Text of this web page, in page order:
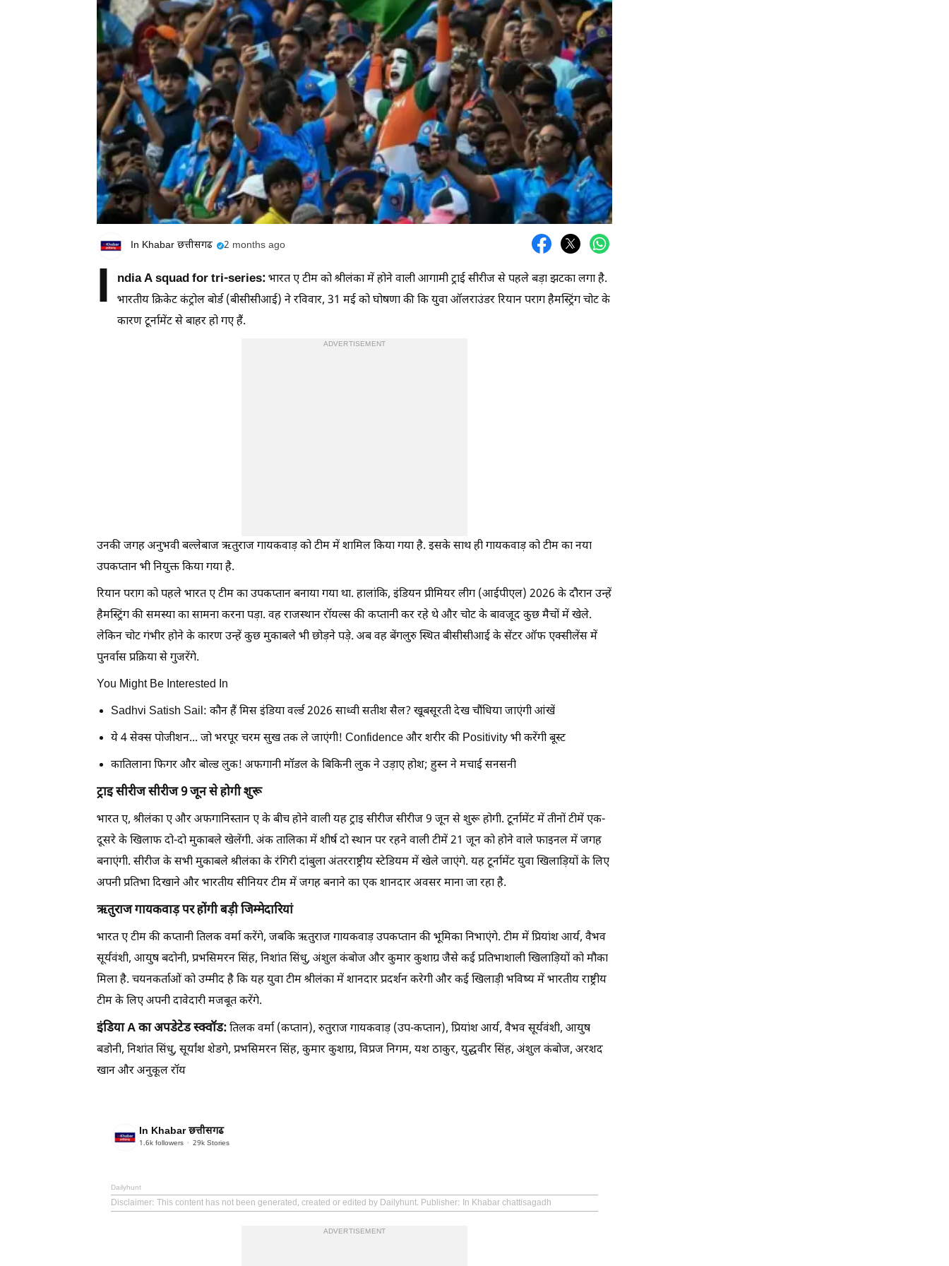
In Khabar छत्तीसगढ 2 months ago
I ndia A squad for tri-series:भारत ए टीम को श्रीलंका में होने वाली आगामी ट्राई सीरीज से पहले बड़ा झटका लगा है.
भारतीय क्रिकेट कंट्रोल बोर्ड (बीसीसीआई) ने रविवार, 31 मई को घोषणा की कि युवा ऑलराउंडर रियान पराग हैमस्ट्रिंग चोट के
कारण टूर्नामेंट से बाहर हो गए हैं.
ADVERTISEMENT
उनकी जगह अनुभवी बल्लेबाज ऋतुराज गायकवाड़ को टीम में शामिल किया गया है. इसके साथ ही गायकवाड़ को टीम का नया
उपकप्तान भी नियुक्त किया गया है.
रियान पराग को पहले भारत ए टीम का उपकप्तान बनाया गया था. हालांकि, इंडियन प्रीमियर लीग (आईपीएल) 2026 के दौरान उन्हें
हैमस्ट्रिंग की समस्या का सामना करना पड़ा. वह राजस्थान रॉयल्स की कप्तानी कर रहे थे और चोट के बावजूद कुछ मैचों में खेले.
लेकिन चोट गंभीर होने के कारण उन्हें कुछ मुकाबले भी छोड़ने पड़े. अब वह बेंगलुरु स्थित बीसीसीआई के सेंटर ऑफ एक्सीलेंस में
पुनर्वास प्रक्रिया से गुजरेंगे.
You Might Be Interested In
Sadhvi Satish Sail: कौन हैं मिस इंडिया वर्ल्ड 2026 साध्वी सतीश सैल? खूबसूरती देख चौंधिया जाएंगी आंखें
ये 4 सेक्स पोजीशन... जो भरपूर चरम सुख तक ले जाएंगी! Confidence और शरीर की Positivity भी करेंगी बूस्ट
कातिलाना फिगर और बोल्ड लुक! अफगानी मॉडल के बिकिनी लुक ने उड़ाए होश; हुस्न ने मचाई सनसनी
ट्राइ सीरीज सीरीज 9 जून से होगी शुरू
भारत ए, श्रीलंका ए और अफगानिस्तान ए के बीच होने वाली यह ट्राइ सीरीज सीरीज 9 जून से शुरू होगी. टूर्नामेंट में तीनों टीमें एक-
दूसरे के खिलाफ दो-दो मुकाबले खेलेंगी. अंक तालिका में शीर्ष दो स्थान पर रहने वाली टीमें 21 जून को होने वाले फाइनल में जगह
बनाएंगी. सीरीज के सभी मुकाबले श्रीलंका के रंगिरी दांबुला अंतरराष्ट्रीय स्टेडियम में खेले जाएंगे. यह टूर्नामेंट युवा खिलाड़ियों के लिए
अपनी प्रतिभा दिखाने और भारतीय सीनियर टीम में जगह बनाने का एक शानदार अवसर माना जा रहा है.
ऋतुराज गायकवाड़ पर होंगी बड़ी जिम्मेदारियां
भारत ए टीम की कप्तानी तिलक वर्मा करेंगे, जबकि ऋतुराज गायकवाड़ उपकप्तान की भूमिका निभाएंगे. टीम में प्रियांश आर्य, वैभव
सूर्यवंशी, आयुष बदोनी, प्रभसिमरन सिंह, निशांत सिंधु, अंशुल कंबोज और कुमार कुशाग्र जैसे कई प्रतिभाशाली खिलाड़ियों को मौका
मिला है. चयनकर्ताओं को उम्मीद है कि यह युवा टीम श्रीलंका में शानदार प्रदर्शन करेगी और कई खिलाड़ी भविष्य में भारतीय राष्ट्रीय
टीम के लिए अपनी दावेदारी मजबूत करेंगे.
इंडिया A का अपडेटेड स्क्वॉड:तिलक वर्मा (कप्तान), रुतुराज गायकवाड़ (उप-कप्तान), प्रियांश आर्य, वैभव सूर्यवंशी, आयुष
बडोनी, निशांत सिंधु, सूर्यांश शेडगे, प्रभसिमरन सिंह, कुमार कुशाग्र, विप्रज निगम, यश ठाकुर, युद्धवीर सिंह, अंशुल कंबोज, अरशद
खान और अनुकूल रॉय
In Khabar छत्तीसगढ
1.6k followers 29k Stories
Dailyhunt
Disclaimer: This content has not been generated, created or edited by Dailyhunt. Publisher: In Khabar chattisagadh
ADVERTISEMENT